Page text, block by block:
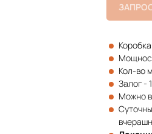
Кол-во
Залог -
Можно